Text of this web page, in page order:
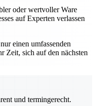
oder wertvoller Ware
auf Experten verlassen
einen umfassenden
Zeit, sich auf den nächsten
und termingerecht.